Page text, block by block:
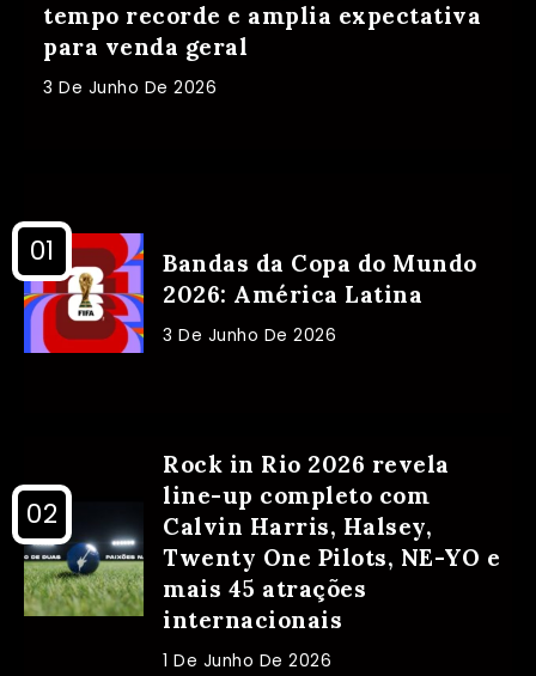
tempo recorde e amplia expectativa
para venda geral
3 De Junho De 2026
Bandas da Copa do Mundo
2026: América Latina
3 De Junho De 2026
Rock in Rio 2026 revela
line-up completo com
Calvin Harris, Halsey,
Twenty One Pilots, NE-YO e
mais 45 atrações
internacionais
1 De Junho De 2026